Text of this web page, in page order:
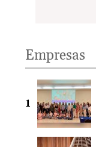
Empresas